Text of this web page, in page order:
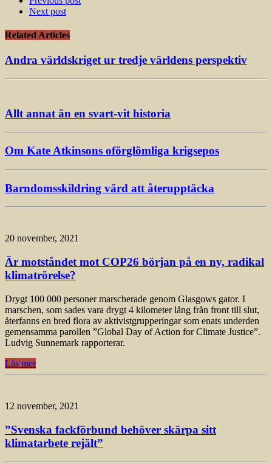
Next post
Related Articles
Andra världskriget ur tredje världens perspektiv
Allt annat än en svart-vit historia
Om Kate Atkinsons oförglömliga krigsepos
Barndomsskildring värd att återupptäcka
20 november, 2021
Är motståndet mot COP26 början på en ny, radikal
klimatrörelse?
Drygt 100 000 personer marscherade genom Glasgows gator. I
marschen, som sades vara drygt 4 kilometer lång från front till slut,
återfanns en bred flora av aktivistgrupperingar som enats underden
gemensamma parollen ”Global Day of Action for Climate Justice”.
Ludvig Sunnemark rapporterar.
Läs mer
12 november, 2021
”Svenska fackförbund behöver skärpa sitt
klimatarbete rejält”